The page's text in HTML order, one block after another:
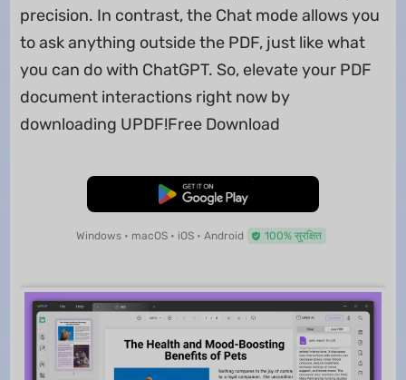
precision. In contrast, the Chat mode allows you
to ask anything outside the PDF, just like what
you can do with ChatGPT. So, elevate your PDF
document interactions right now by
downloading UPDF!Free Download
मुफ्त डाउनलोड
Windows • macOS • iOS • Android 100% सुरक्षित